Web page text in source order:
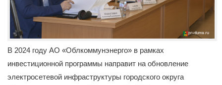
В 2024 году АО «Облкоммунэнерго» в рамках
инвестиционной программы направит на обновление
электросетевой инфраструктуры городского округа